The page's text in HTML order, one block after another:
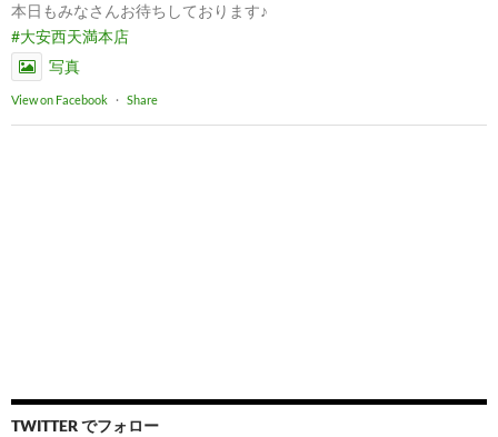
本日もみなさんお待ちしております♪
#大安西天満本店
写真
View on Facebook · Share
TWITTER でフォロー